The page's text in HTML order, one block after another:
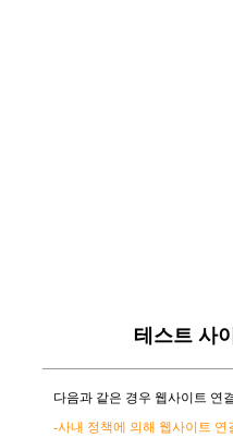
테스트 사
다음과 같은 경우 웹사이트 연
-사내 정책에 의해 웹사이트